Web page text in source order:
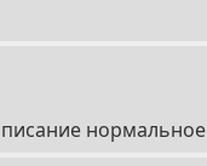
нормальное